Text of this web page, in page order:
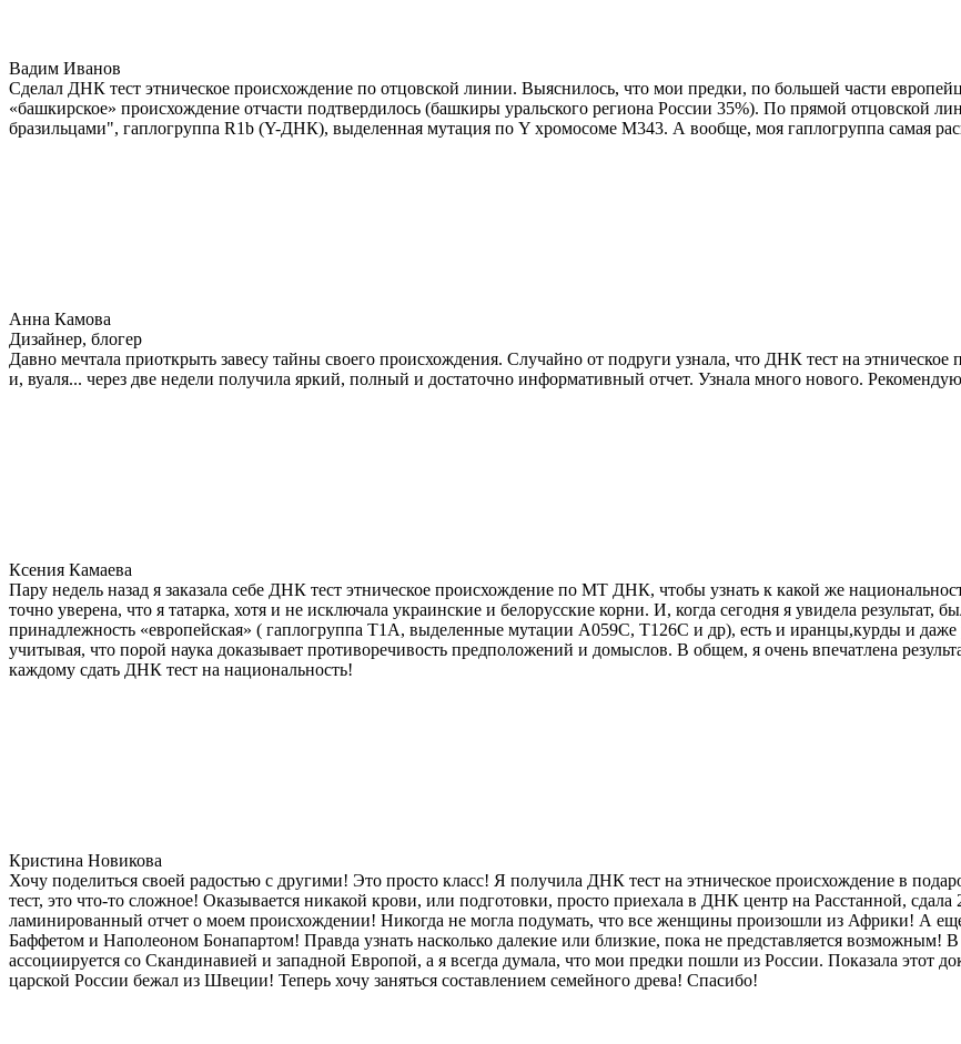
Вадим Иванов
Сделал ДНК тест этническое происхождение по отцовской линии. Выяснилось, что мои предки, по большей части
«башкирское» происхождение отчасти подтвердилось (башкиры уральского региона России 35%). По прямой отцовской
бразильцами", гаплогруппа R1b (Y-ДНК), выделенная мутация по Y хромосоме М343. А вообще, моя гаплогруппа самая
Анна Камова
Дизайнер, блогер
Давно мечтала приоткрыть завесу тайны своего происхождения. Случайно от подруги узнала, что ДНК тест на
и, вуаля... через две недели получила яркий, полный и достаточно информативный отчет. Узнала много нового.
Ксения Камаева
Пару недель назад я заказала себе ДНК тест этническое происхождение по МТ ДНК, чтобы узнать к какой же
точно уверена, что я татарка, хотя и не исключала украинские и белорусские корни. И, когда сегодня я увидела результат,
принадлежность «европейская» ( гаплогруппа T1A, выделенные мутации A059C, T126C и др), есть и иранцы,курды и
учитывая, что порой наука доказывает противоречивость предположений и домыслов. В общем, я очень впечатлена
каждому сдать ДНК тест на национальность!
Кристина Новикова
Хочу поделиться своей радостью с другими! Это просто класс! Я получила ДНК тест на этническое происхождение в
тест, это что-то сложное! Оказывается никакой крови, или подготовки, просто приехала в ДНК центр на Расстанной,
ламинированный отчет о моем происхождении! Никогда не могла подумать, что все женщины произошли из Африки! А
Баффетом и Наполеоном Бонапартом! Правда узнать насколько далекие или близкие, пока не представляется возможным!
ассоциируется со Скандинавией и западной Европой, а я всегда думала, что мои предки пошли из России. Показала этот
царской России бежал из Швеции! Теперь хочу заняться составлением семейного древа! Спасибо!